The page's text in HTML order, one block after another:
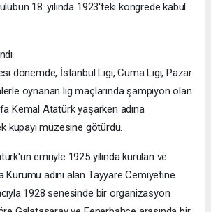
18. yılında 1923'teki kongrede kabul
dönemde, İstanbul Ligi, Cuma Ligi, Pazar
oynanan lig maçlarında şampiyon olan
Kemal Atatürk yaşarken adına
kupayı müzesine götürdü.
emriyle 1925 yılında kurulan ve
adını alan Tayyare Cemiyetine
1928 senesinde bir organizasyon